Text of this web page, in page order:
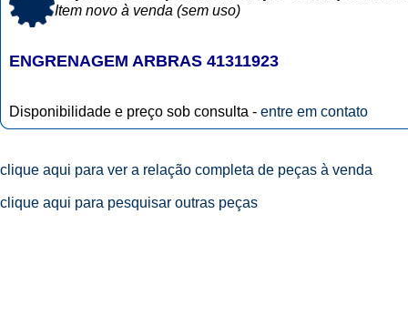
Item novo à venda (sem uso)
ENGRENAGEM ARBRAS 41311923
Disponibilidade e preço sob consulta - entre em contato
clique aqui para ver a relação completa de peças à venda
clique aqui para pesquisar outras peças